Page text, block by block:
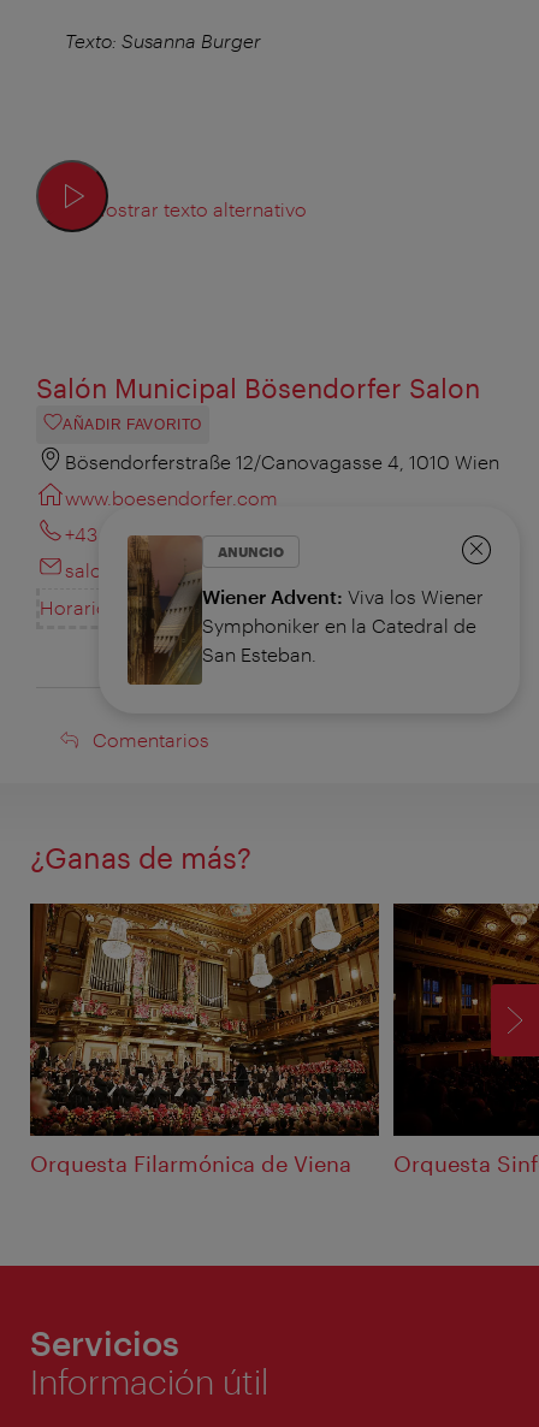
Texto: Susanna Burger
Mostrar texto alternativo
Salón Municipal Bösendorfer Salon
AÑADIR FAVORITO
Bösendorferstraße 12/Canovagasse 4, 1010 Wien
www.boesendorfer.com
+43 1 504 665 13 10
salon@boesendorfer.com
Horarios de apertura
Comentarios
Comentarios
ANUNCIO
Wiener Advent: Viva los Wiener
Symphoniker en la Catedral de
San Esteban.
¿Ganas de más?
Orquesta Filarmónica de Viena Orquesta
Servicios
Información útil